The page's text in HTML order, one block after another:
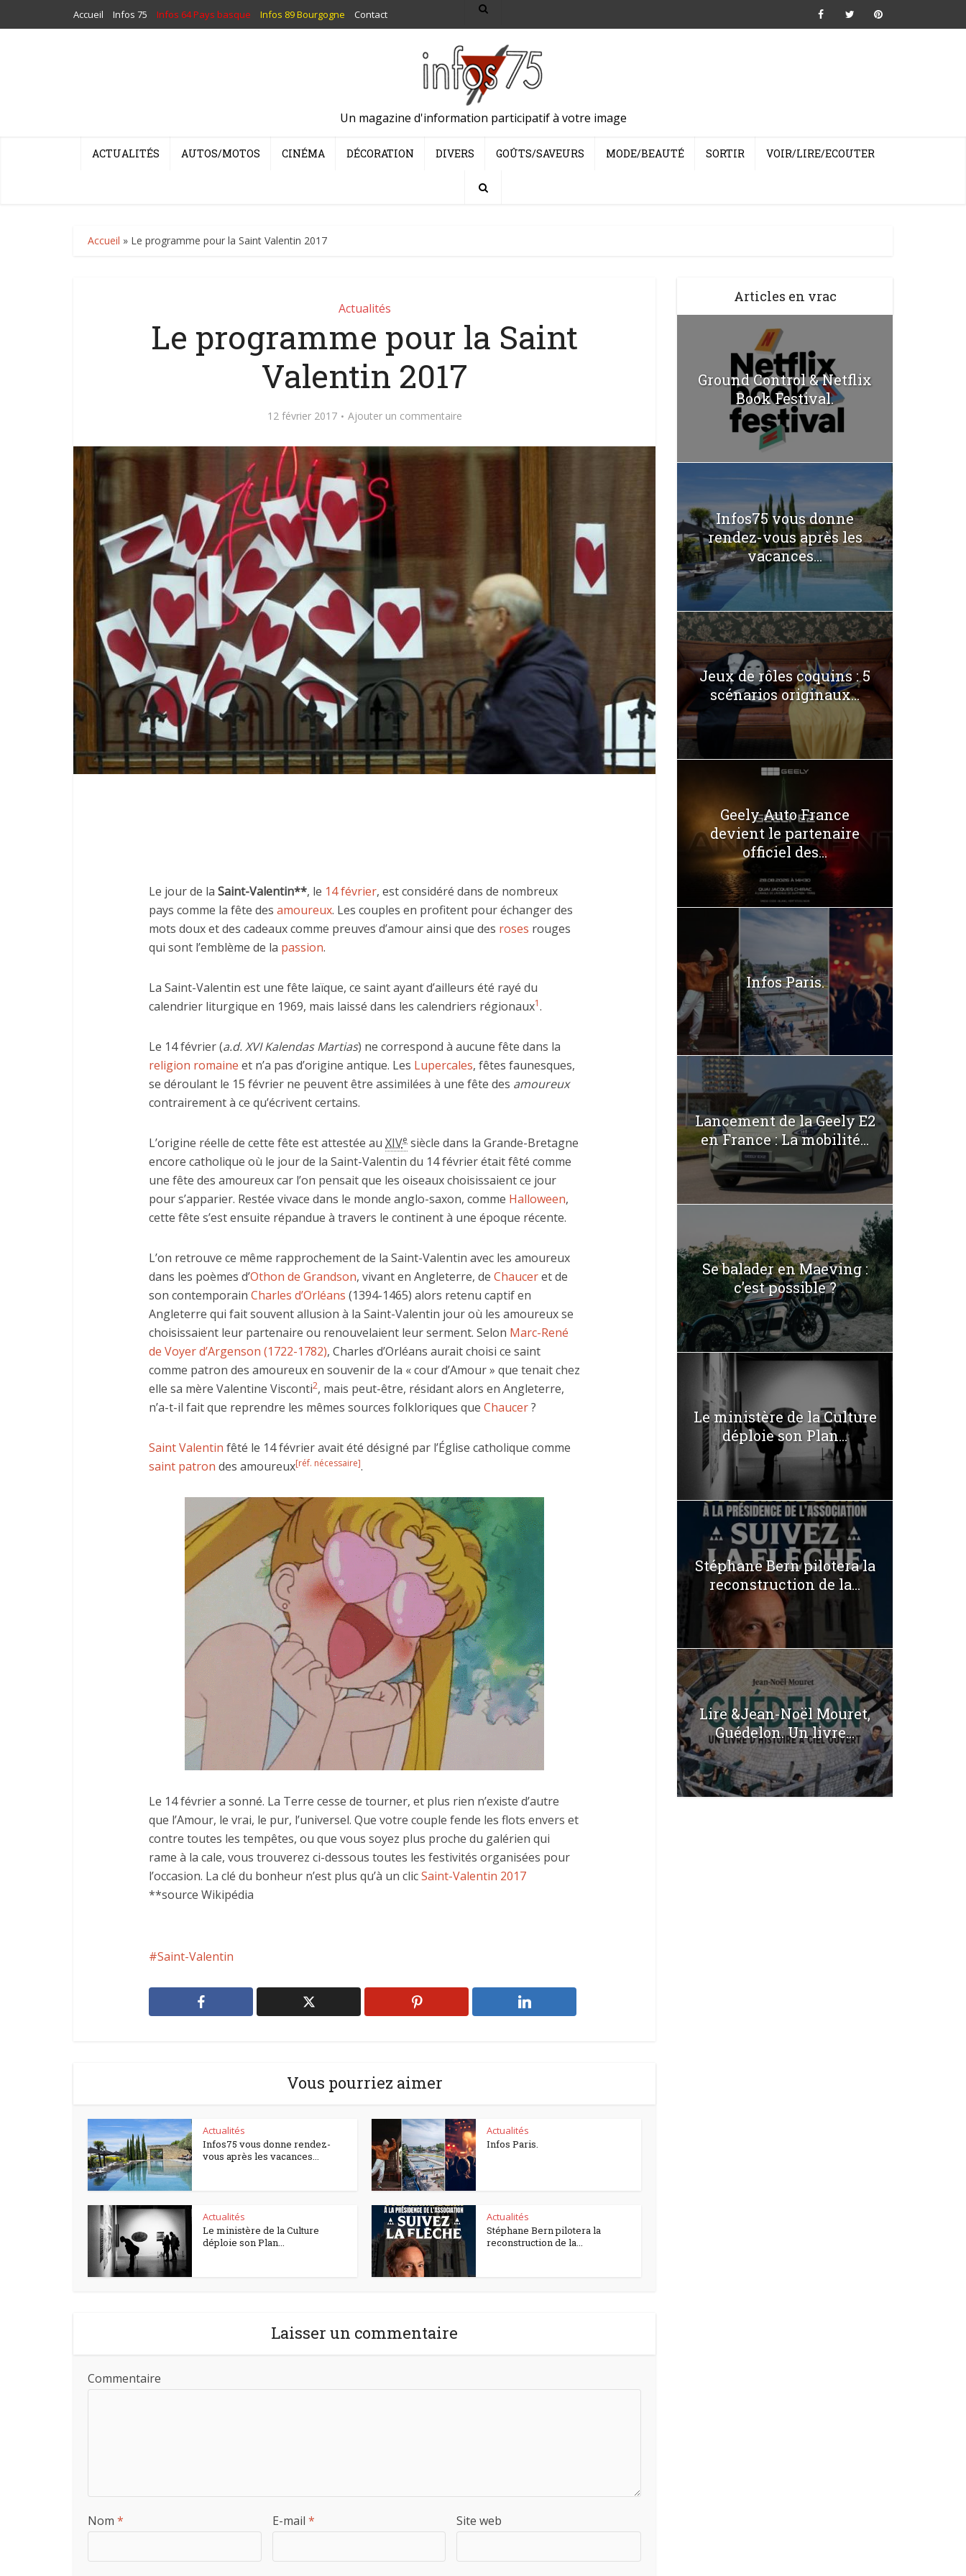
Accueil Infos 75 Infos 64 Pays basque Infos 89 Bourgogne Contact
Un magazine d'information participatif à votre image
ACTUALITÉS AUTOS/MOTOS CINÉMA DÉCORATION DIVERS GOÛTS/SAVEURS MODE/BEAUTÉ SORTIR VOIR/LIRE/ECOUTER
Accueil » Le programme pour la Saint Valentin 2017
Actualités
Le programme pour la Saint
Valentin 2017
12 février 2017 Ajouter un commentaire
Le jour de la Saint-Valentin**, le 14 février, est considéré dans de nombreux
pays comme la fête des amoureux. Les couples en profitent pour échanger des
mots doux et des cadeaux comme preuves d’amour ainsi que des roses rouges
qui sont l’emblème de la passion.
La Saint-Valentin est une fête laïque, ce saint ayant d’ailleurs été rayé du
calendrier liturgique en 1969, mais laissé dans les calendriers régionaux1.
Le 14 février (a.d. XVI Kalendas Martias) ne correspond à aucune fête dans la
religion romaine et n’a pas d’origine antique. Les Lupercales, fêtes faunesques,
se déroulant le 15 février ne peuvent être assimilées à une fête des amoureux
contrairement à ce qu’écrivent certains.
L’origine réelle de cette fête est attestée au XIVe siècle dans la Grande-Bretagne
encore catholique où le jour de la Saint-Valentin du 14 février était fêté comme
une fête des amoureux car l’on pensait que les oiseaux choisissaient ce jour
pour s’apparier. Restée vivace dans le monde anglo-saxon, comme Halloween,
cette fête s’est ensuite répandue à travers le continent à une époque récente.
L’on retrouve ce même rapprochement de la Saint-Valentin avec les amoureux
dans les poèmes d’Othon de Grandson, vivant en Angleterre, de Chauceret de
son contemporain Charles d’Orléans (1394-1465) alors retenu captif en
Angleterre qui fait souvent allusion à la Saint-Valentin jour où les amoureux se
choisissaient leur partenaire ou renouvelaient leur serment. Selon Marc-René
de Voyer d’Argenson (1722-1782), Charles d’Orléans aurait choisi ce saint
comme patron des amoureux en souvenir de la « cour d’Amour » que tenait chez
elle sa mère Valentine Visconti2, mais peut-être, résidant alors en Angleterre,
n’a-t-il fait que reprendre les mêmes sources folkloriques que Chaucer?
Saint Valentin fêté le 14 février avait été désigné par l’Église catholique comme
saint patron des amoureux[réf. nécessaire].
Le 14 février a sonné. La Terre cesse de tourner, et plus rien n’existe d’autre
que l’Amour, le vrai, le pur, l’universel. Que votre couple fende les flots envers et
contre toutes les tempêtes, ou que vous soyez plus proche du galérien qui
rame à la cale, vous trouverez ci-dessous toutes les festivités organisées pour
l’occasion. La clé du bonheur n’est plus qu’à un clicSaint-Valentin 2017
**source Wikipédia
Saint-Valentin
Vous pourriez aimer
Actualités
Infos75 vous donne rendez-
vous après les vacances...
Actualités
Infos Paris.
Actualités
Le ministère de la Culture
déploie son Plan...
Actualités
Stéphane Bern pilotera la
reconstruction de la...
Laisser un commentaire
Commentaire
Nom * E-mail * Site web
Articles en vrac
Ground Control & Netflix
Book Festival.
Infos75 vous donne
rendez-vous après les
vacances...
Jeux de rôles coquins : 5
scénarios originaux...
Geely Auto France
devient le partenaire
officiel des...
Infos Paris.
Lancement de la Geely E2
en France : La mobilité...
Se balader en Maeving :
c’est possible ?
Le ministère de la Culture
déploie son Plan...
Stéphane Bern pilotera la
reconstruction de la...
Lire &Jean-Noël Mouret,
Guédelon. Un livre...